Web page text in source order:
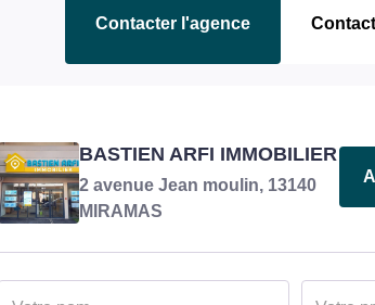
Contacter l'agence
YOUNG RACHEL
Responsable transaction en
charge du bien
BASTIEN ARFI IMMOBILIER
2 avenue Jean moulin, 13140
MIRAMAS